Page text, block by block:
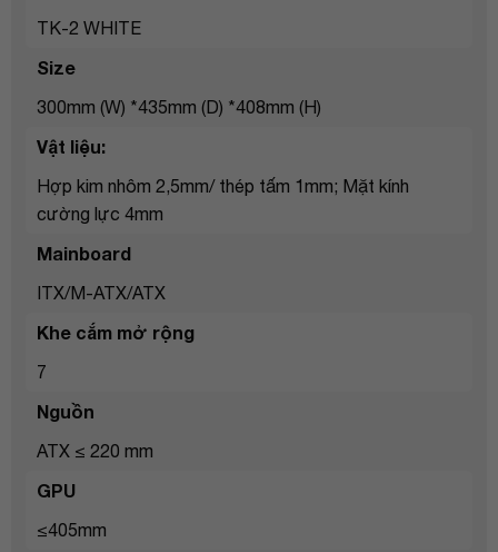
TK-2 WHITE
Size
300mm (W) *435mm (D) *408mm (H)
Vật liệu:
Hợp kim nhôm 2,5mm/ thép tấm 1mm; Mặt kính
cường lực 4mm
Mainboard
ITX/M-ATX/ATX
Khe cắm mở rộng
7
Nguồn
ATX ≤ 220 mm
GPU
≤405mm